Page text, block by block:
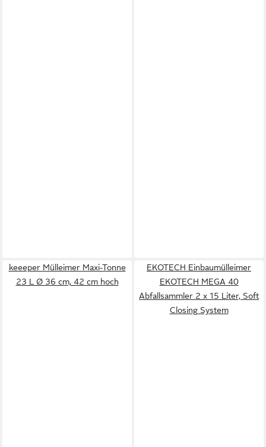
keeeper Mülleimer Maxi-Tonne
23 L Ø 36 cm, 42 cm hoch
EKOTECH Einbaumülleimer
EKOTECH MEGA 40
Abfallsammler 2 x 15 Liter, Soft
Closing System